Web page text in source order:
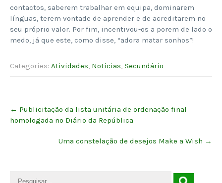
contactos, saberem trabalhar em equipa, dominarem
línguas, terem vontade de aprender e de acreditarem no
seu próprio valor. Por fim, incentivou-os a porem de lado o
medo, já que este, como disse, “adora matar sonhos”!
Categories: Atividades, Notícias, Secundário
navigation
← Publicitação da lista unitária de ordenação final
homologada no Diário da República
Uma constelação de desejos Make a Wish →